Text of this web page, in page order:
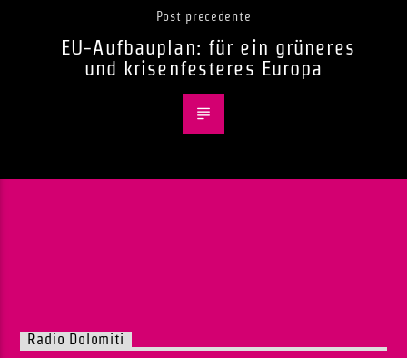
Post precedente
EU-Aufbauplan: für ein grüneres
und krisenfesteres Europa
Radio Dolomiti